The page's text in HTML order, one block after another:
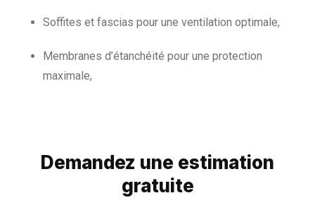
Soffites et fascias pour une ventilation optimale,
Membranes d’étanchéité pour une protection
maximale,
Demandez une estimation
gratuite